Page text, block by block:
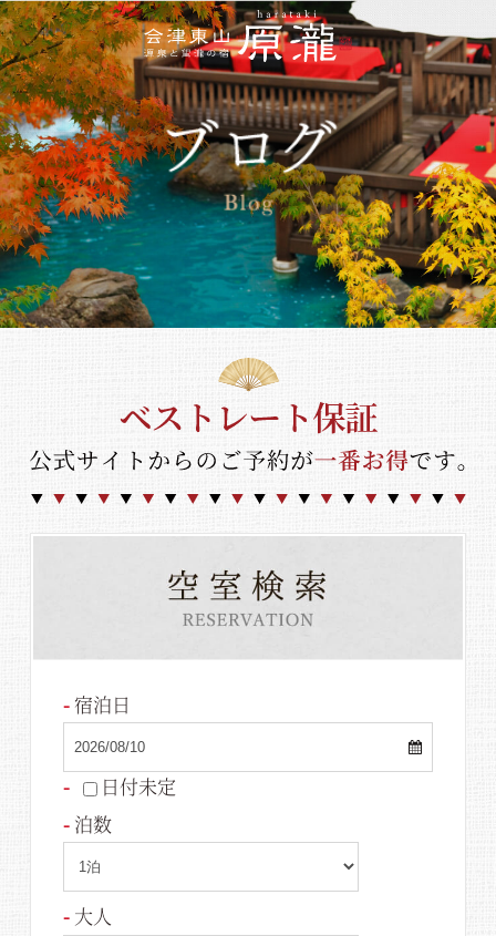
宿泊日
日付未定
泊数
大人